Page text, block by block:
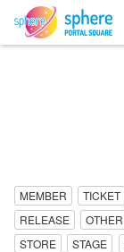
MEMBER TICKET
RELEASE
OTHER
STORE
STAGE